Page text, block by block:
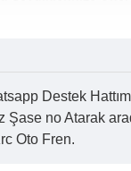
Destek
no Atarak
Oto Fren.